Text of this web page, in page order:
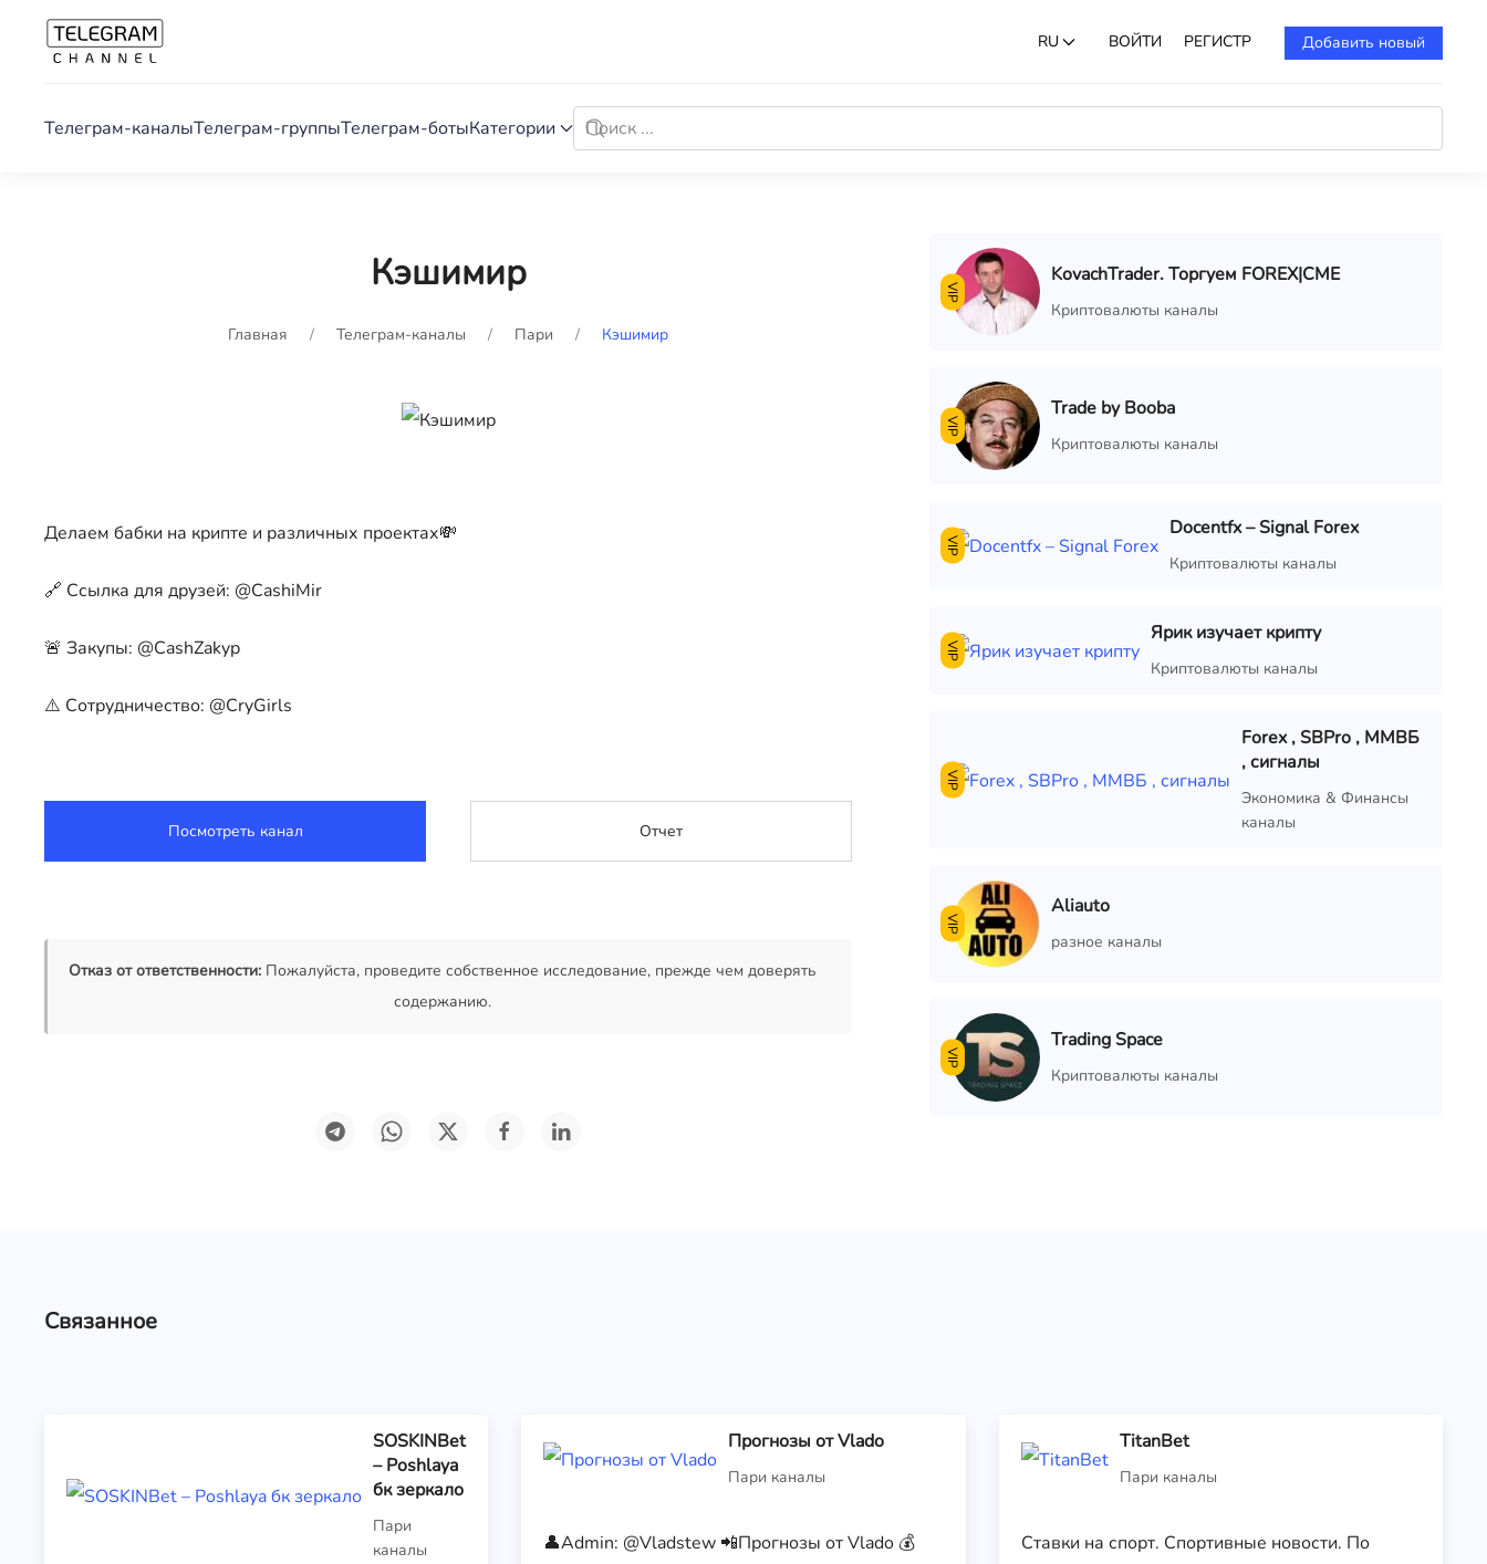
RU ВОЙТИ РЕГИСТР Добавить новый
Телеграм-каналыТелеграм-группыТелеграм-ботыКатегории
Кэшимир
Главная Телеграм-каналы Пари Кэшимир
Делаем бабки на крипте и различных проектах💸
🔗 Ссылка для друзей: @CashiMir
🚨 Закупы: @CashZakyp
⚠️ Сотрудничество: @CryGirls
Посмотреть канал Отчет
Отказ от ответственности:Пожалуйста, проведите собственное исследование, прежде чем доверять
содержанию.
VIP
KovachTrader. Торгуем FOREX|CME
Криптовалюты каналы
VIP
Trade by Booba
Криптовалюты каналы
VIP
Docentfx – Signal Forex
Криптовалюты каналы
VIP
Ярик изучает крипту
Криптовалюты каналы
VIP
Forex , SBPro , ММВБ
, сигналы
Экономика & Финансы
каналы
VIP
Aliauto
разное каналы
VIP
Trading Space
Криптовалюты каналы
Связанное
SOSKINBet
– Poshlaya
бк зеркало
Пари
каналы
Прогнозы от Vlado
Пари каналы
👤Admin: @Vladstew 📲Прогнозы от Vlado 💰
TitanBet
Пари каналы
Ставки на спорт. Спортивные новости. По